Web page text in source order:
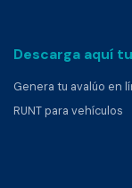
Descarga aquí
Genera tu avalúo en
RUNT para vehículos